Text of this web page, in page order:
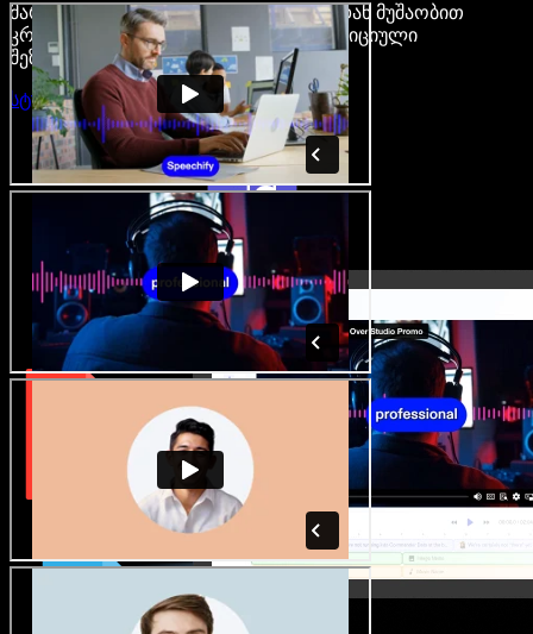
მარტივი ინტერფეისით და ბრაუზერიდან მუშაობით
კრეატორები თავისუფლდებიან ტრადიციული
შეზღუდვებისგან.
სტუდიის გახსნა